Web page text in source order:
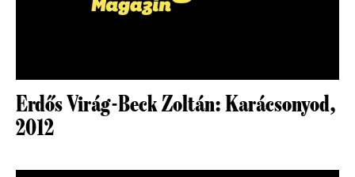
Erdős Virág-Beck Zoltán: Karácsonyod,
2012